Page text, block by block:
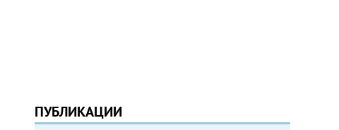
ПУБЛИКАЦИИ